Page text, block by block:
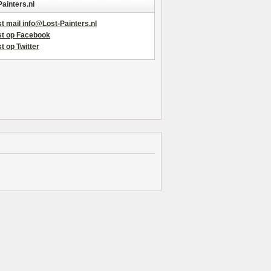
mail info@Lost-Painters.nl
op Facebook
op Twitter